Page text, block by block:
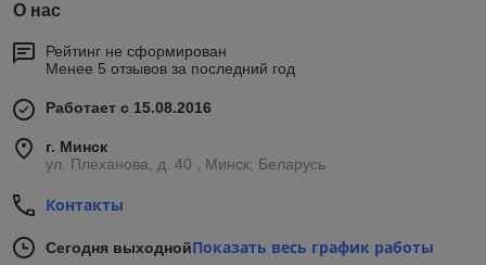
О нас
Рейтинг не сформирован
Менее 5 отзывов за последний год
Работает с 15.08.2016
г. Минск
ул. Плеханова, д. 40 , Минск, Беларусь
Контакты
Сегодня выходнойПоказать весь график работы